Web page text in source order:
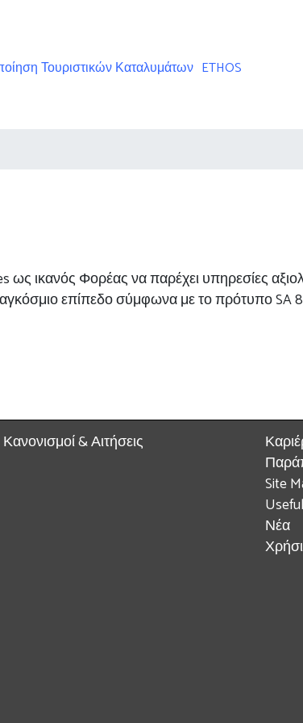
Τουριστικών Καταλυμάτων ETHOS
ως ικανός Φορέας να παρέχει υπηρεσίες
επίπεδο σύμφωνα με το πρότυπο SA
Κανονισμοί & Αιτήσεις
Site
Νέα